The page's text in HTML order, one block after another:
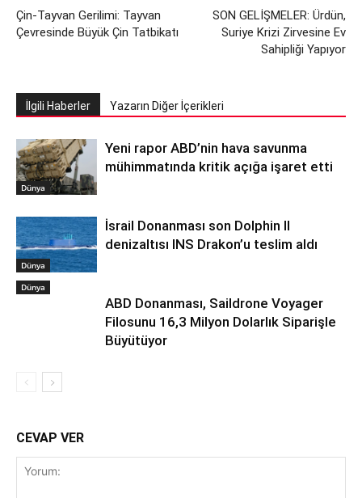
Çin-Tayvan Gerilimi: Tayvan
Çevresinde Büyük Çin Tatbikatı
SON GELİŞMELER: Ürdün,
Suriye Krizi Zirvesine Ev
Sahipliği Yapıyor
İlgili Haberler Yazarın Diğer İçerikleri
Dünya
Yeni rapor ABD’nin hava savunma
mühimmatında kritik açığa işaret etti
Dünya
İsrail Donanması son Dolphin II
denizaltısı INS Drakon’u teslim aldı
Dünya
ABD Donanması, Saildrone Voyager
Filosunu 16,3 Milyon Dolarlık Siparişle
Büyütüyor
CEVAP VER